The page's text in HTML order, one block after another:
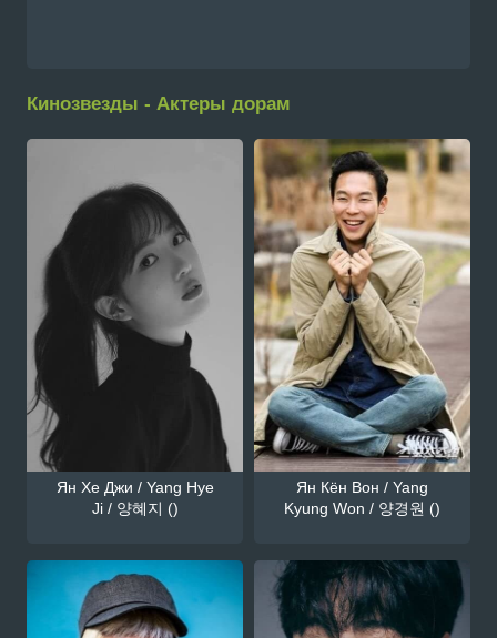
Кинозвезды - Актеры дорам
Ян Хе Джи / Yang Hye
Ji / 양혜지 ()
Ян Кён Вон / Yang
Kyung Won / 양경원 ()